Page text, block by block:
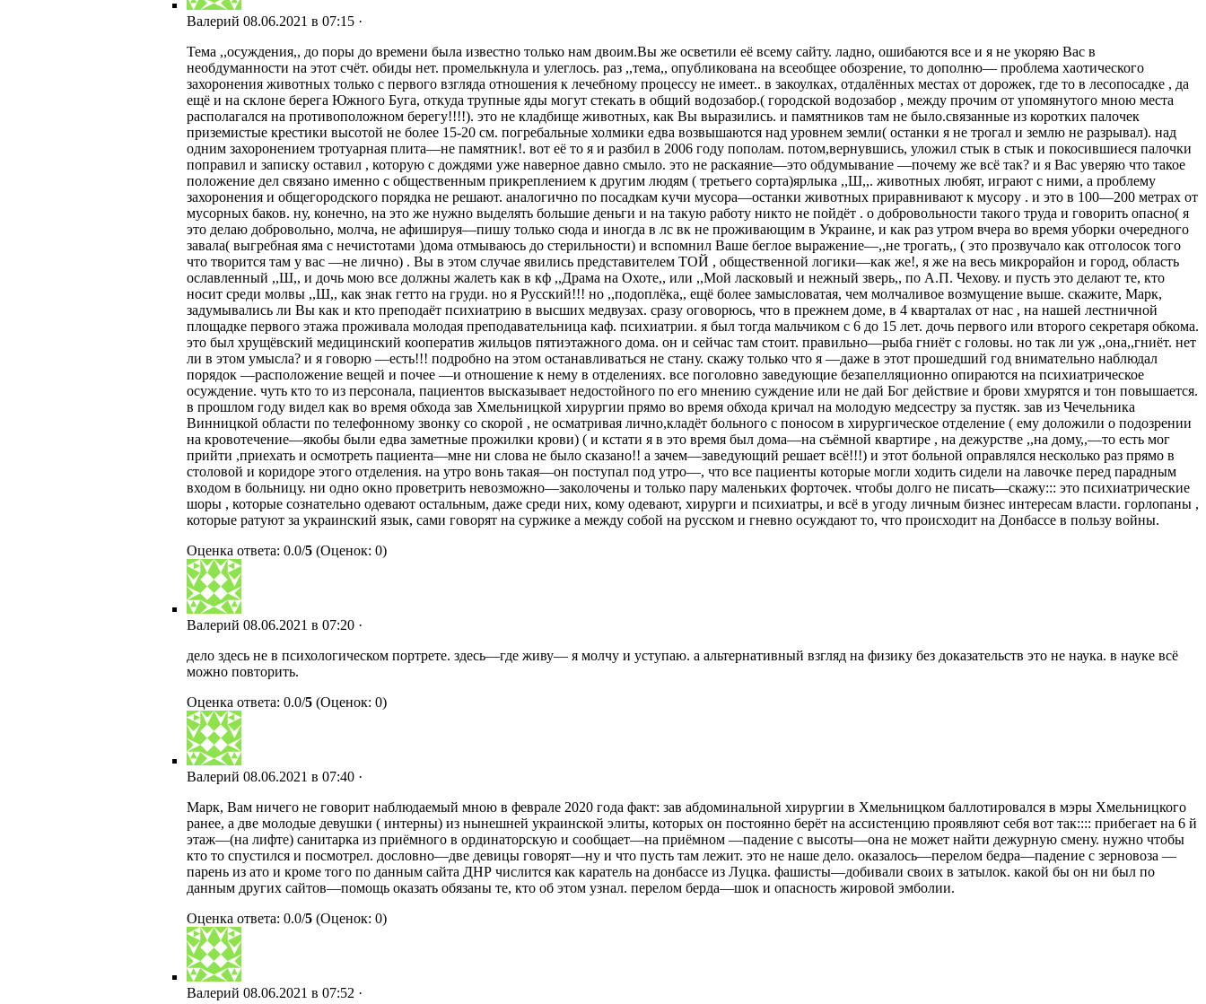
Валерий 08.06.2021 в 07:15 ·
Тема ,,осуждения,, до поры до времени была известно только нам двоим.Вы же осветили её всему сайту. ладно, ошибаются все и я не укоряю Вас в
необдуманности на этот счёт. обиды нет. промелькнула и улеглось. раз ,,тема,, опубликована на всеобщее обозрение, то дополню— проблема хаотического
захоронения животных только с первого взгляда отношения к лечебному процессу не имеет.. в закоулках, отдалённых местах от дорожек, где то в лесопосадке , да
ещё и на склоне берега Южного Буга, откуда трупные яды могут стекать в общий водозабор.( городской водозабор , между прочим от упомянутого мною места
располагался на противоположном берегу!!!!). это не кладбище животных, как Вы выразились. и памятников там не было.связанные из коротких палочек
приземистые крестики высотой не более 15-20 см. погребальные холмики едва возвышаются над уровнем земли( останки я не трогал и землю не разрывал). над
одним захоронением тротуарная плита—не памятник!. вот её то я и разбил в 2006 году пополам. потом,вернувшись, уложил стык в стык и покосившиеся палочки
поправил и записку оставил , которую с дождями уже наверное давно смыло. это не раскаяние—это обдумывание —почему же всё так? и я Вас уверяю что такое
положение дел связано именно с общественным прикреплением к другим людям ( третьего сорта)ярлыка ,,Ш,,. животных любят, играют с ними, а проблему
захоронения и общегородского порядка не решают. аналогично по посадкам кучи мусора—останки животных приравнивают к мусору . и это в 100—200 метрах от
мусорных баков. ну, конечно, на это же нужно выделять большие деньги и на такую работу никто не пойдёт . о добровольности такого труда и говорить опасно( я
это делаю добровольно, молча, не афишируя—пишу только сюда и иногда в лс вк не проживающим в Украине, и как раз утром вчера во время уборки очередного
завала( выгребная яма с нечистотами )дома отмываюсь до стерильности) и вспомнил Ваше беглое выражение—,,не трогать,, ( это прозвучало как отголосок того
что творится там у вас —не лично) . Вы в этом случае явились представителем ТОЙ , общественной логики—как же!, я же на весь микрорайон и город, область
ославленный ,,Ш,, и дочь мою все должны жалеть как в кф ,,Драма на Охоте,, или ,,Мой ласковый и нежный зверь,, по А.П. Чехову. и пусть это делают те, кто
носит среди молвы ,,Ш,, как знак гетто на груди. но я Русский!!! но ,,подоплёка,, ещё более замысловатая, чем молчаливое возмущение выше. скажите, Марк,
задумывались ли Вы как и кто преподаёт психиатрию в высших медвузах. сразу оговорюсь, что в прежнем доме, в 4 кварталах от нас , на нашей лестничной
площадке первого этажа проживала молодая преподавательница каф. психиатрии. я был тогда мальчиком с 6 до 15 лет. дочь первого или второго секретаря обкома.
это был хрущёвский медицинский кооператив жильцов пятиэтажного дома. он и сейчас там стоит. правильно—рыба гниёт с головы. но так ли уж ,,она,,гниёт. нет
ли в этом умысла? и я говорю —есть!!! подробно на этом останавливаться не стану. скажу только что я —даже в этот прошедший год внимательно наблюдал
порядок —расположение вещей и почее —и отношение к нему в отделениях. все поголовно заведующие безапелляционно опираются на психиатрическое
осуждение. чуть кто то из персонала, пациентов высказывает недостойного по его мнению суждение или не дай Бог действие и брови хмурятся и тон повышается.
в прошлом году видел как во время обхода зав Хмельницкой хирургии прямо во время обхода кричал на молодую медсестру за пустяк. зав из Чечельника
Винницкой области по телефонному звонку со скорой , не осматривая лично,кладёт больного с поносом в хирургическое отделение ( ему доложили о подозрении
на кровотечение—якобы были едва заметные прожилки крови) ( и кстати я в это время был дома—на съёмной квартире , на дежурстве ,,на дому,,—то есть мог
прийти ,приехать и осмотреть пациента—мне ни слова не было сказано!! а зачем—заведующий решает всё!!!) и этот больной оправлялся несколько раз прямо в
столовой и коридоре этого отделения. на утро вонь такая—он поступал под утро—, что все пациенты которые могли ходить сидели на лавочке перед парадным
входом в больницу. ни одно окно проветрить невозможно—заколочены и только пару маленьких форточек. чтобы долго не писать—скажу::: это психиатрические
шоры , которые сознательно одевают остальным, даже среди них, кому одевают, хирурги и психиатры, и всё в угоду личным бизнес интересам власти. горлопаны ,
которые ратуют за украинский язык, сами говорят на суржике а между собой на русском и гневно осуждают то, что происходит на Донбассе в пользу войны.
Оценка ответа: 0.0/5 (Оценок: 0)
Валерий 08.06.2021 в 07:20 ·
дело здесь не в психологическом портрете. здесь—где живу— я молчу и уступаю. а альтернативный взгляд на физику без доказательств это не наука. в науке всё
можно повторить.
Оценка ответа: 0.0/5 (Оценок: 0)
Валерий 08.06.2021 в 07:40 ·
Марк, Вам ничего не говорит наблюдаемый мною в феврале 2020 года факт: зав абдоминальной хирургии в Хмельницком баллотировался в мэры Хмельницкого
ранее, а две молодые девушки ( интерны) из нынешней украинской элиты, которых он постоянно берёт на ассистенцию проявляют себя вот так:::: прибегает на 6 й
этаж—(на лифте) санитарка из приёмного в ординаторскую и сообщает—на приёмном —падение с высоты—она не может найти дежурную смену. нужно чтобы
кто то спустился и посмотрел. дословно—две девицы говорят—ну и что пусть там лежит. это не наше дело. оказалось—перелом бедра—падение с зерновоза —
парень из ато и кроме того по данным сайта ДНР числится как каратель на донбассе из Луцка. фашисты—добивали своих в затылок. какой бы он ни был по
данным других сайтов—помощь оказать обязаны те, кто об этом узнал. перелом берда—шок и опасность жировой эмболии.
Оценка ответа: 0.0/5 (Оценок: 0)
Валерий 08.06.2021 в 07:52 ·